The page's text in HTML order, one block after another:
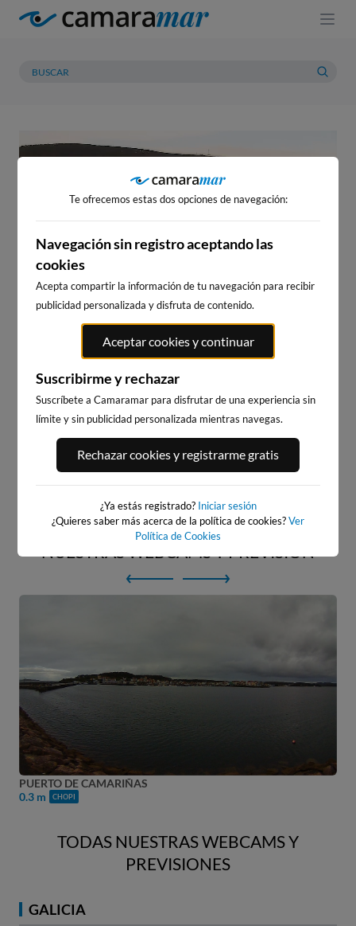
No te pierdas
un díade surf y
playa
NUESTRAS WEBCAMS Y PREVISIÓN
PLAYA DE CAMARIÑAS
TODAS NUESTRAS WEBCAMS Y
PREVISIONES
GALICIA
Te ofrecemos estas dos opciones de navegación:
Navegación sin registro aceptando las
cookies
Acepta compartir la información de tu navegación para recibir
publicidad personalizada y disfruta de contenido.
Aceptar cookies y continuar
Suscribirme y rechazar
Suscríbete a Camaramar para disfrutar de una experiencia sin
límite y sin publicidad personalizada mientras navegas.
Rechazar cookies y registrarme gratis
¿Ya estás registrado? Iniciar sesión
¿Quieres saber más acerca de la política de cookies?Ver
Política de Cookies